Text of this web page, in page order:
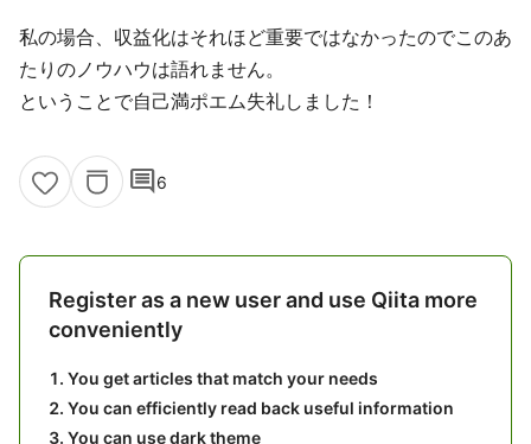
私の場合、収益化はそれほど重要ではなかったのでこのあ
たりのノウハウは語れません。
ということで自己満ポエム失礼しました！
comment6
Register as a new user and use Qiita more
conveniently
You get articles that match your needs
You can efficiently read back useful information
You can use dark theme